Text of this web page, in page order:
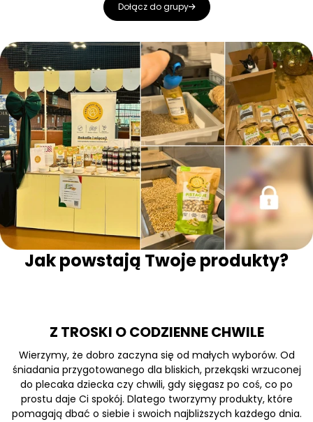
Dołącz do grupy
Jak powstają Twoje produkty?
Z TROSKI O CODZIENNE CHWILE
Wierzymy, że dobro zaczyna się od małych wyborów. Od
śniadania przygotowanego dla bliskich, przekąski wrzuconej
do plecaka dziecka czy chwili, gdy sięgasz po coś, co po
prostu daje Ci spokój. Dlatego tworzymy produkty, które
pomagają dbać o siebie i swoich najbliższych każdego dnia.